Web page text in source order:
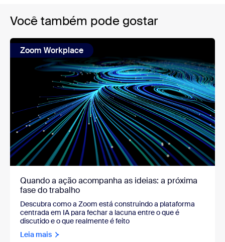
Você também pode gostar
Zoom Workplace
Quando a ação acompanha as ideias: a próxima
fase do trabalho
Descubra como a Zoom está construindo a plataforma
centrada em IA para fechar a lacuna entre o que é
discutido e o que realmente é feito
Leia mais